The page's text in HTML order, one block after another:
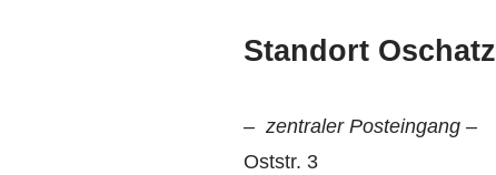
Standort Oschatz
– zentraler Posteingang –
Oststr. 3